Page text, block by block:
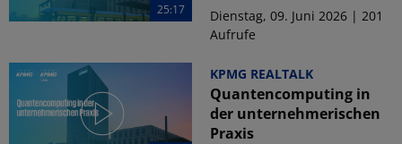
25:17
Dienstag, 09. Juni 2026 | 201
Aufrufe
KPMG REALTALK
Quantencomputing in
der unternehmerischen
Praxis